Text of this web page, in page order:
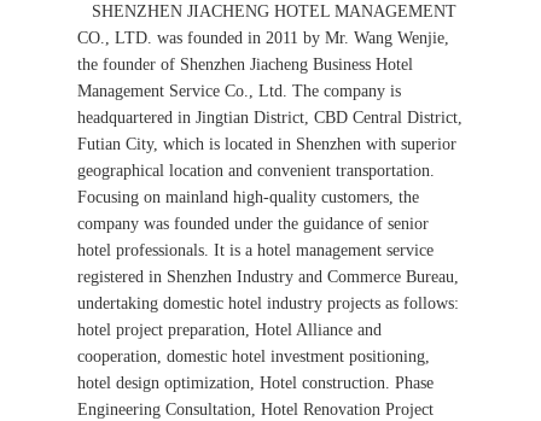
SHENZHEN JIACHENG HOTEL MANAGEMENT
CO., LTD. was founded in 2011 by Mr. Wang Wenjie,
the founder of Shenzhen Jiacheng Business Hotel
Management Service Co., Ltd. The company is
headquartered in Jingtian District, CBD Central District,
Futian City, which is located in Shenzhen with superior
geographical location and convenient transportation.
Focusing on mainland high-quality customers, the
company was founded under the guidance of senior
hotel professionals. It is a hotel management service
registered in Shenzhen Industry and Commerce Bureau,
undertaking domestic hotel industry projects as follows:
hotel project preparation, Hotel Alliance and
cooperation, domestic hotel investment positioning,
hotel design optimization, Hotel construction. Phase
Engineering Consultation, Hotel Renovation Project